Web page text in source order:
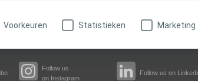
Voorkeuren Statistieken Marketing
Follow us
on Instagram
Follow us on